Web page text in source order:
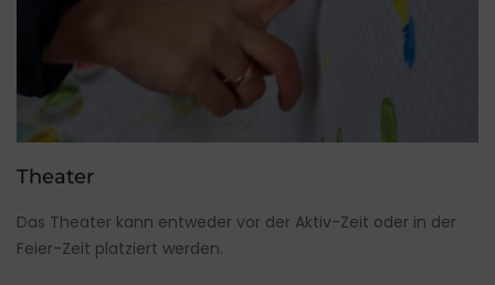
Theater
Das Theater kann entweder vor der Aktiv-Zeit oder in der
Feier-Zeit platziert werden.